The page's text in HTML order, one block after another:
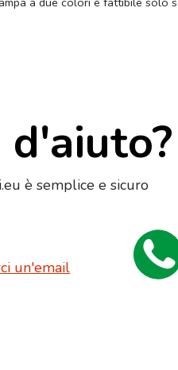
è semplice e sicuro
un'email